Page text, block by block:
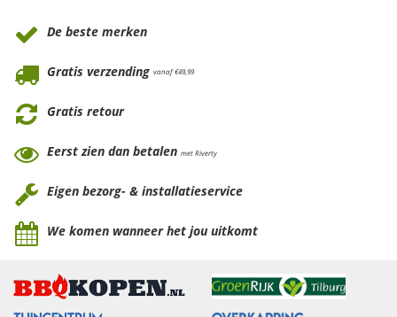
De beste merken
Gratis verzending vanaf €49,99
Gratis retour
Eerst zien dan betalen met Riverty
Eigen bezorg- & installatieservice
We komen wanneer het jou uitkomt